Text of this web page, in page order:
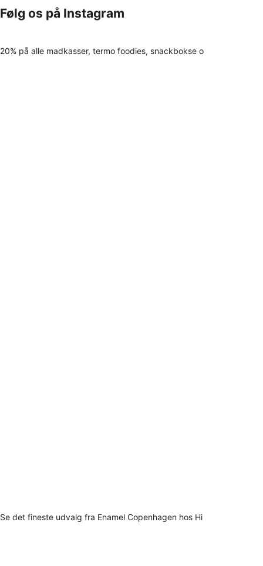
Følg os på Instagram
20% på alle madkasser, termo foodies, snackbokse o
Se det fineste udvalg fra Enamel Copenhagen hos Hi